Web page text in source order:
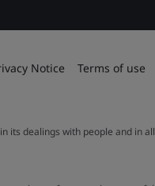
Notice Terms of use
dealings with people and in